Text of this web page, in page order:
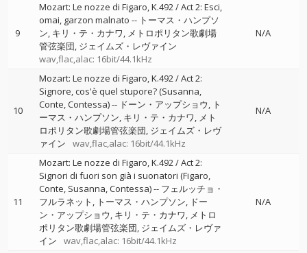
9
Mozart: Le nozze di Figaro, K.492 / Act 2: Esci,
omai, garzon malnato -- トーマス・ハンプソ
ン キリ・テ・カナワ メトロポリタン歌劇場
管弦楽団 ジェイムズ・レヴァイン
wav,flac,alac: 16bit/44.1kHz
N/A
10
Mozart: Le nozze di Figaro, K.492 / Act 2:
Signore, cos'è quel stupore? (Susanna,
Conte, Contessa)-- ドーン・アップショウ
ト
ーマス・ハンプソン キリ・テ・カナワ メト
ロポリタン歌劇場管弦楽団 ジェイムズ・レヴ
ァイン
wav,flac,alac: 16bit/44.1kHz
N/A
11
Mozart: Le nozze di Figaro, K.492 / Act 2:
Signori di fuori son già i suonatori (Figaro,
Conte, Susanna, Contessa)-- フェルッチョ・
フルラネット
トーマス・ハンプソン
ドー
ン・アップショウ キリ・テ・カナワ メトロ
ポリタン歌劇場管弦楽団 ジェイムズ・レヴァ
イン
wav,flac,alac: 16bit/44.1kHz
N/A